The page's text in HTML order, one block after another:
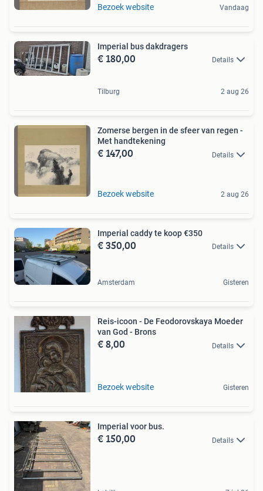
Bezoek website Vandaag
Imperial bus dakdragers
€ 180,00 Details
Tilburg 2 aug 26
Zomerse bergen in de sfeer van regen -
Met handtekening
€ 147,00 Details
Bezoek website 2 aug 26
Imperial caddy te koop €350
€ 350,00 Details
Amsterdam Gisteren
Reis-icoon - De Feodorovskaya Moeder
van God - Brons
€ 8,00 Details
Bezoek website Gisteren
Imperial voor bus.
€ 150,00 Details